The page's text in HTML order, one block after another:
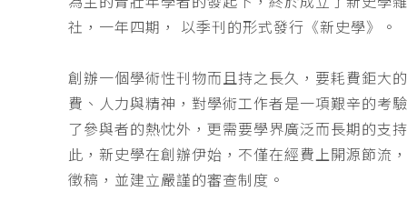
社，一年四期， 以季刊的形式發行《新史學》。
創辦一個學術性刊物而且持之長久，要耗費鉅大
費、人力與精神，對學術工作者是一項艱辛的考
了參與者的熱忱外，更需要學界廣泛而長期的支
此，新史學在創辦伊始，不僅在經費上開源節流
徵稿，並建立嚴謹的審查制度。